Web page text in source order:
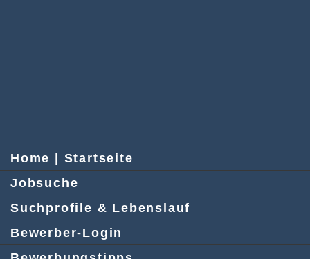
Home | Startseite
Jobsuche
Suchprofile & Lebenslauf
Bewerber-Login